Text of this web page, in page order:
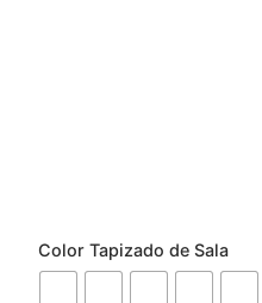
Color Tapizado de Sala